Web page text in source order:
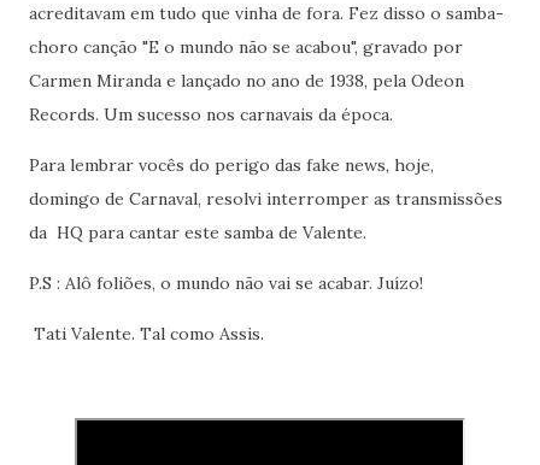
acreditavam em tudo que vinha de fora. Fez disso o samba-
choro canção "E o mundo não se acabou", gravado por
Carmen Miranda e lançado no ano de 1938, pela Odeon
Records. Um sucesso nos carnavais da época.
Para lembrar vocês do perigo das fake news, hoje,
domingo de Carnaval, resolvi interromper as transmissões
da HQ para cantar este samba de Valente.
P.S : Alô foliões, o mundo não vai se acabar. Juízo!
Tati Valente. Tal como Assis.